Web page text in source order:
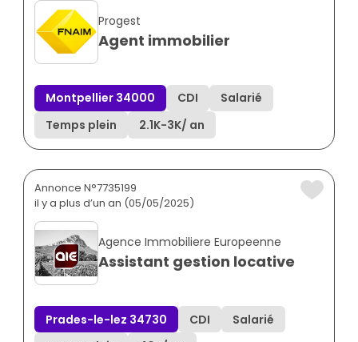
Progest
Agent immobilier
Montpellier 34000 CDI
Salarié
Temps plein
2.1K-3K/ an
Annonce N°7735199
il y a plus d’un an (05/05/2025)
Agence Immobiliere Europeenne
Assistant gestion locative
Prades-le-lez 34730 CDI
Salarié